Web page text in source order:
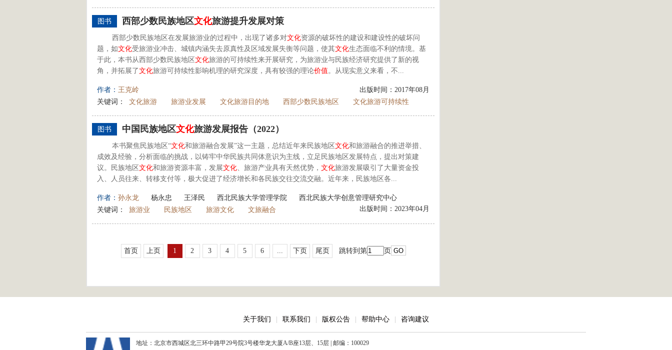
图书 西部少数民族地区文化旅游提升发展对策
西部少数民族地区在发展旅游业的过程中，出现了诸多对文化资源的破坏性的建设和建设性的破坏问
题，如文化受旅游业冲击、城镇内涵失去原真性及区域发展失衡等问题，使其文化生态面临不利的情境。基
于此，本书从西部少数民族地区文化旅游的可持续性来开展研究，为旅游业与民族经济研究提供了新的视
角，并拓展了文化旅游可持续性影响机理的研究深度，具有较强的理论价值。从现实意义来看，不...
作者： 王克岭
出版时间：2017年08月
关键词：
文化旅游 旅游业发展 文化旅游目的地 西部少数民族地区 文化旅游可持续性
图书 中国民族地区文化旅游发展报告（2022）
本书聚焦民族地区“文化和旅游融合发展”这一主题，总结近年来民族地区文化和旅游融合的推进举措、
成效及经验，分析面临的挑战，以铸牢中华民族共同体意识为主线，立足民族地区发展特点，提出对策建
议。民族地区文化和旅游资源丰富，发展文化、旅游产业具有天然优势， 文化旅游发展吸引了大量资金投
入、人员往来、转移支付等，极大促进了经济增长和各民族交往交流交融。近年来，民族地区各...
作者： 孙永龙 杨永忠 王泽民 西北民族大学管理学院
西北民族大学创意管理研究中心
出版时间：2023年04月
关键词： 旅游业 民族地区 旅游文化 文旅融合
首页 上页 1 2 3 4 5 6 ... 下页 尾页 跳转到第 页
关于我们 联系我们 版权公告 帮助中心 咨询建议
地址：北京市西城区北三环中路甲29号院3号楼华龙大厦A/B座13层、15层 | 邮编：100029